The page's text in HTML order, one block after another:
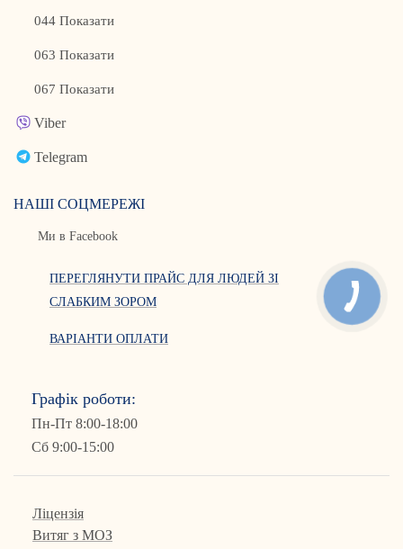
Графік роботи:
Пн-Пт 8:00-18:00
Сб 9:00-15:00
Ліцензія
Витяг з МОЗ
044 Показати
063 Показати
067 Показати
Viber
Telegram
НАШІ СОЦМЕРЕЖІ
Ми в Facebook
ПЕРЕГЛЯНУТИ ПРАЙС ДЛЯ ЛЮДЕЙ ЗІ
СЛАБКИМ ЗОРОМ
ВАРІАНТИ ОПЛАТИ